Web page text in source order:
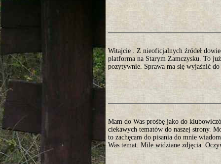
Witajcie . Z nieoficjalnych źródeł
platforma na Starym Zamczysku. To
pozytywnie. Sprawa ma się wyjaśnić
Mam do Was prośbę jako do
ciekawych tematów do naszej strony.
to zachęcam do pisania do mnie
Was temat. Mile widziane zdjęcia.